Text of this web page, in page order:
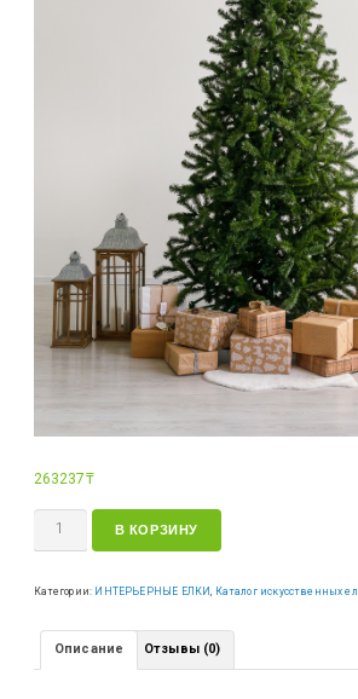
263237₸
В КОРЗИНУ
Категории: ИНТЕРЬЕРНЫЕ ЕЛКИ Каталог искусственных
Описание Отзывы (0)